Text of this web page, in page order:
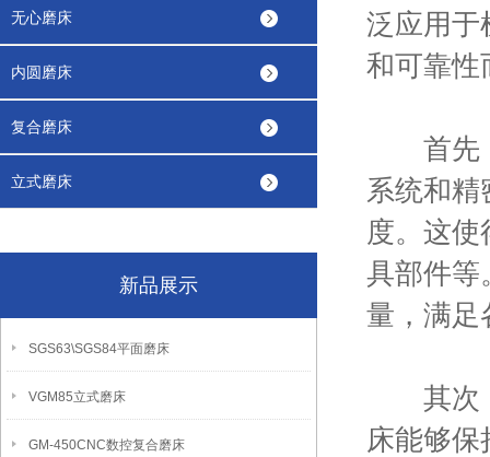
无心磨床
内圆磨床
复合磨床
立式磨床
新品展示
SGS63\SGS84平面磨床
VGM85立式磨床
GM-450CNC数控复合磨床
泛应用于
和可靠性
首先
系统和
度。这
具部件等
量，满足
其次，
床能够